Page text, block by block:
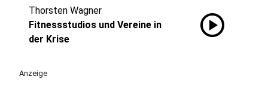
Thorsten Wagner
Fitnessstudios und Vereine in
der Krise
play_circle
Anzeige